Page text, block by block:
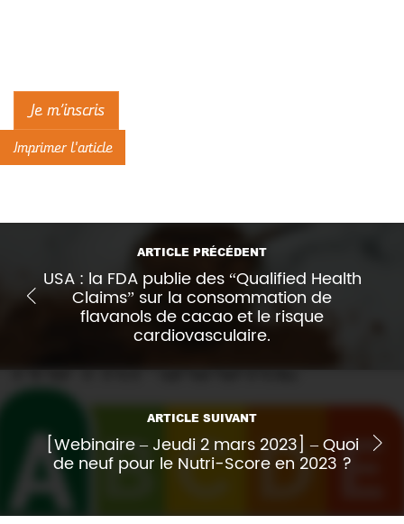
Je m’inscris
Imprimer l'article
ARTICLE PRÉCÉDENT
USA : la FDA publie des “Qualified Health
Claims” sur la consommation de
flavanols de cacao et le risque
cardiovasculaire.
ARTICLE SUIVANT
[Webinaire – Jeudi 2 mars 2023] – Quoi
de neuf pour le Nutri-Score en 2023 ?